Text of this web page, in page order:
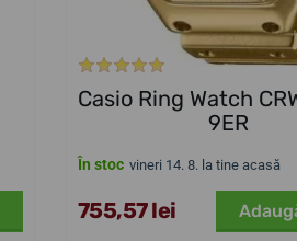
Casio Ring Watch
9ER
În stoc vineri 14. 8. la tine acasă
755,57 lei